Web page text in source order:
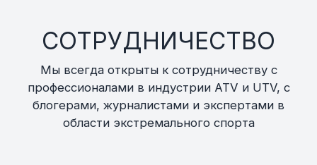
СОТРУДНИЧЕСТВО
Мы всегда открыты к сотрудничеству с
профессионалами в индустрии ATV и UTV, с
блогерами, журналистами и экспертами в
области экстремального спорта